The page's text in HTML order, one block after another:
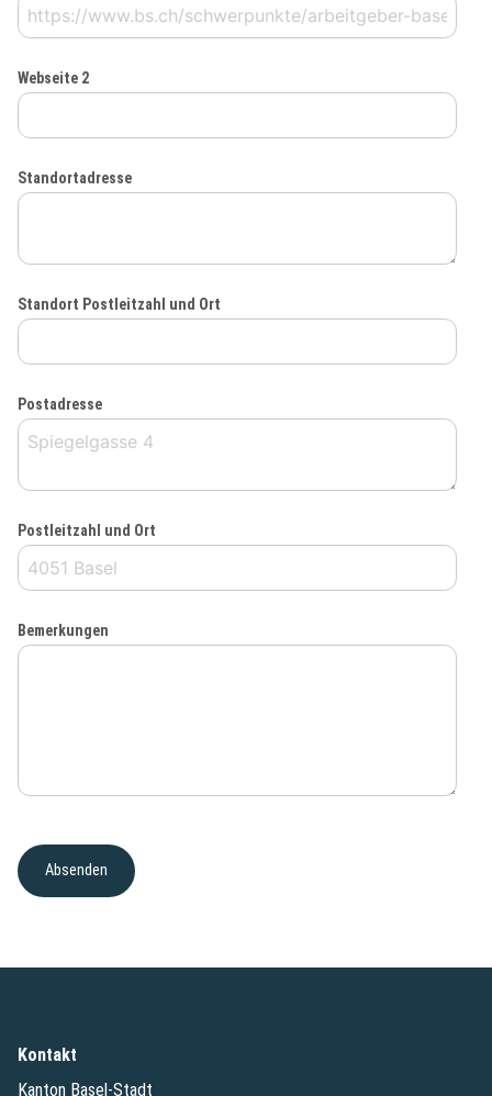
Webseite 2
Standortadresse
Standort Postleitzahl und Ort
Postadresse
Postleitzahl und Ort
Bemerkungen
Kontakt
Kanton Basel-Stadt